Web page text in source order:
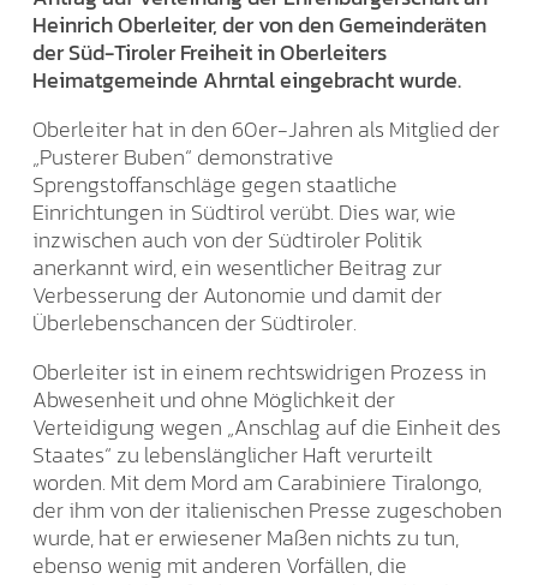
Heinrich Oberleiter, der von den Gemeinderäten
der Süd-Tiroler Freiheit in Oberleiters
Heimatgemeinde Ahrntal eingebracht wurde.
Oberleiter hat in den 60er-Jahren als Mitglied der
„Pusterer Buben“ demonstrative
Sprengstoffanschläge gegen staatliche
Einrichtungen in Südtirol verübt. Dies war, wie
inzwischen auch von der Südtiroler Politik
anerkannt wird, ein wesentlicher Beitrag zur
Verbesserung der Autonomie und damit der
Überlebenschancen der Südtiroler.
Oberleiter ist in einem rechtswidrigen Prozess in
Abwesenheit und ohne Möglichkeit der
Verteidigung wegen „Anschlag auf die Einheit des
Staates“ zu lebenslänglicher Haft verurteilt
worden. Mit dem Mord am Carabiniere Tiralongo,
der ihm von der italienischen Presse zugeschoben
wurde, hat er erwiesener Maßen nichts zu tun,
ebenso wenig mit anderen Vorfällen, die